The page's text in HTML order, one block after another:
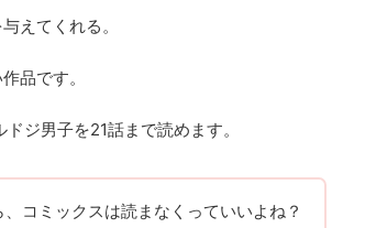
えてくれる。
品です。
ジ男子を21話まで読めます。
コミックスは読まなくっていいよね？